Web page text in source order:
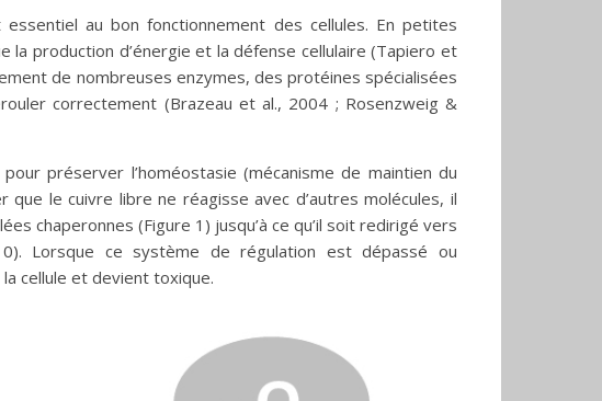
au bon fonctionnement des cellules. En petites
production d’énergie et la défense cellulaire (Tapiero et
de nombreuses enzymes, des protéines spécialisées
correctement (Brazeau et al., 2004 ; Rosenzweig &
préserver l’homéostasie (mécanisme de maintien du
que le cuivre libre ne réagisse avec d’autres molécules, il
chaperonnes (Figure 1) jusqu’à ce qu’il soit redirigé vers
Lorsque ce système de régulation est dépassé ou
cellule et devient toxique.